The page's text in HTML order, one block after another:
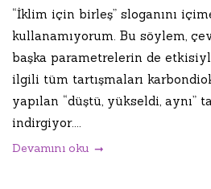
“İklim için birleş” sloganını
kullanamıyorum. Bu söylem,
başka parametrelerin de
ilgili tüm tartışmaları
yapılan “düştü, yükseldi, aynı”
indirgiyor....
Devamını oku